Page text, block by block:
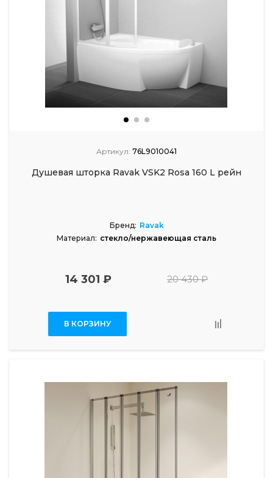
Артикул: 76L9010041
Душевая шторка Ravak VSK2 Rosa 160 L рейн
Бренд: Ravak
Материал: стекло/нержавеющая сталь
14 301 ₽ 20 430 ₽
В КОРЗИНУ